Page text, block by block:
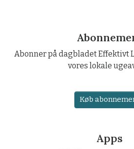
Abonner på dagbladet Effektivt
vores lokale
Køb
Apps